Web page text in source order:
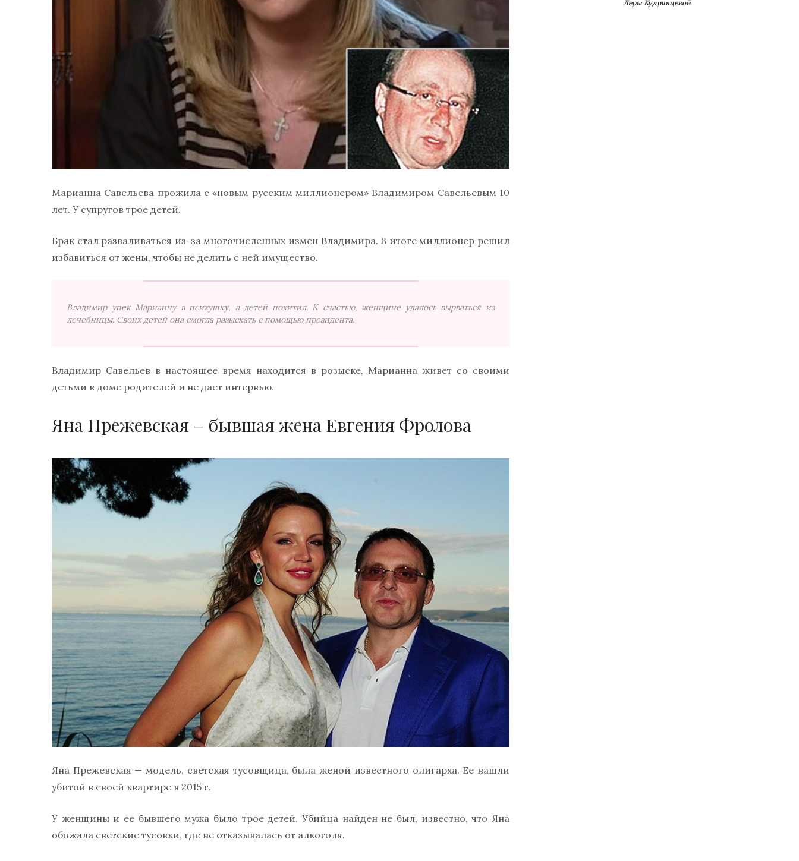
Марианна Савельева прожила с «новым русским миллионером» Владимиром Савельевым 10
лет. У супругов трое детей.
Брак стал разваливаться из-за многочисленных измен Владимира. В итоге миллионер решил
избавиться от жены, чтобы не делить с ней имущество.
Владимир упек Марианну в психушку, а детей похитил. К счастью, женщине удалось вырваться из
лечебницы. Своих детей она смогла разыскать с помощью президента.
Владимир Савельев в настоящее время находится в розыске, Марианна живет со своими
детьми в доме родителей и не дает интервью.
Яна Прежевская – бывшая жена Евгения Фролова
Яна Прежевская — модель, светская тусовщица, была женой известного олигарха. Ее нашли
убитой в своей квартире в 2015 г.
У женщины и ее бывшего мужа было трое детей. Убийца найден не был, известно, что Яна
обожала светские тусовки, где не отказывалась от алкоголя.
Леры Кудрявцевой